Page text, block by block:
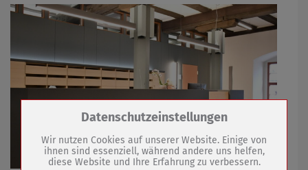
Zum Betrieb der Seite notwendige Cookies /
Name
PHP Session Cookie
Datenschutzeinstellungen
Wir nutzen Cookies auf unserer Website. Einige von
ihnen sind essenziell, während andere uns helfen,
diese Website und Ihre Erfahrung zu verbessern.